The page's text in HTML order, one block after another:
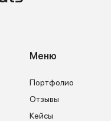
Меню
Портфолио
Отзывы
Кейсы